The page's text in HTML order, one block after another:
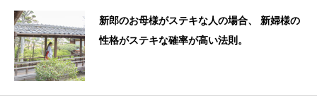
新郎のお母様がステキな人の場合、 新婦様の
性格がステキな確率が高い法則。